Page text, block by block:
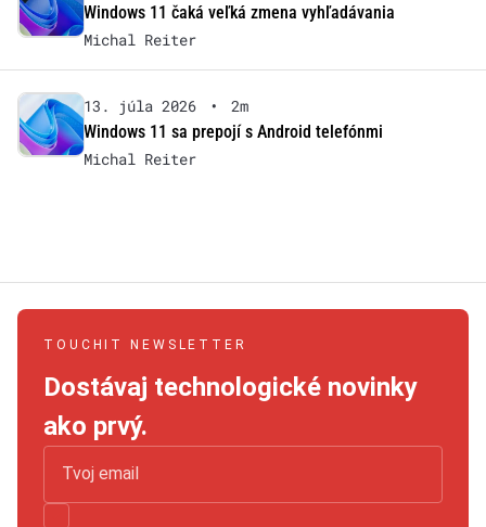
Windows 11 čaká veľká zmena vyhľadávania
Michal Reiter
13. júla 2026 •
2m
Windows 11 sa prepojí s Android telefónmi
Michal Reiter
TOUCHIT NEWSLETTER
Dostávaj technologické novinky
ako prvý.